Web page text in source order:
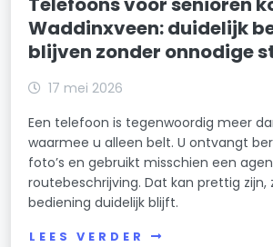
Waddinxveen: duidelijk
blijven zonder onnodige
17 mei 2026
Een telefoon is tegenwoordig meer
waarmee u alleen belt. U ontvangt
foto’s en gebruikt misschien een
routebeschrijving. Dat kan prettig zijn,
bediening duidelijk blijft.
LEES VERDER